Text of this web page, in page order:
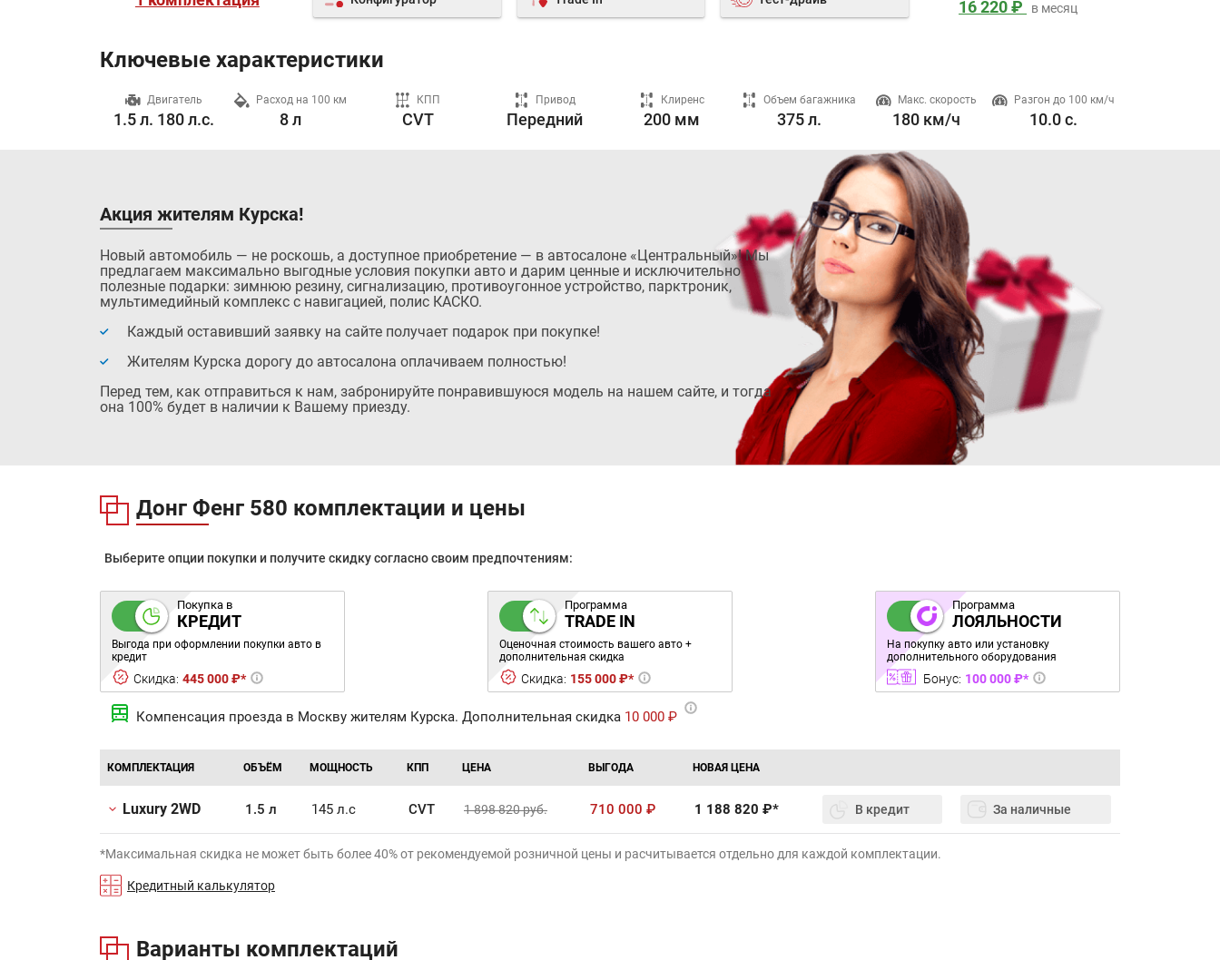
16 220 ₽ в месяц
Ключевые характеристики
Двигатель
1.5 л. 180 л.с.
Расход на 100 км
8 л
КПП
CVT
Привод
Передний
Клиренс
200 мм
Объем багажника
375 л.
Макс. скорость
180 км/ч
Разгон до 100 км/ч
10.0 с.
Акция жителям Курска!
Новый автомобиль — не роскошь, а доступное приобретение — в автосалоне «Центральный»! Мы
предлагаем максимально выгодные условия покупки авто и дарим ценные и исключительно
полезные подарки: зимнюю резину, сигнализацию, противоугонное устройство, парктроник,
мультимедийный комплекс с навигацией, полис КАСКО.
Каждый оставивший заявку на сайте получает подарок при покупке!
Жителям Курска дорогу до автосалона оплачиваем полностью!
Перед тем, как отправиться к нам, забронируйте понравившуюся модель на нашем сайте, и тогда
она 100% будет в наличии к Вашему приезду.
Донг Фенг 580 комплектации и цены
Выберите опции покупки и получите скидку согласно своим предпочтениям:
Покупка в
КРЕДИТ
Выгода при оформлении покупки авто в
кредит
Скидка: 445 000 ₽*
Программа
TRADE IN
Оценочная стоимость вашего авто +
дополнительная скидка
Скидка: 155 000 ₽*
Программа
ЛОЯЛЬНОСТИ
На покупку авто или установку
дополнительного оборудования
Бонус: 100 000 ₽*
Компенсация проезда в Москву жителям Курска. Дополнительная скидка 10 000 ₽
КОМПЛЕКТАЦИЯ ОБЪЁМ МОЩНОСТЬ КПП ЦЕНА ВЫГОДА НОВАЯ ЦЕНА
Luxury 2WD 1.5 л 145 л.с CVT 1 898 820руб. 710 000 ₽ 1 188 820 ₽* В кредит За наличные
*Максимальная скидка не может быть более 40% от рекомендуемой розничной цены и расчитывается отдельно для каждой комплектации.
Кредитный калькулятор
Варианты комплектаций